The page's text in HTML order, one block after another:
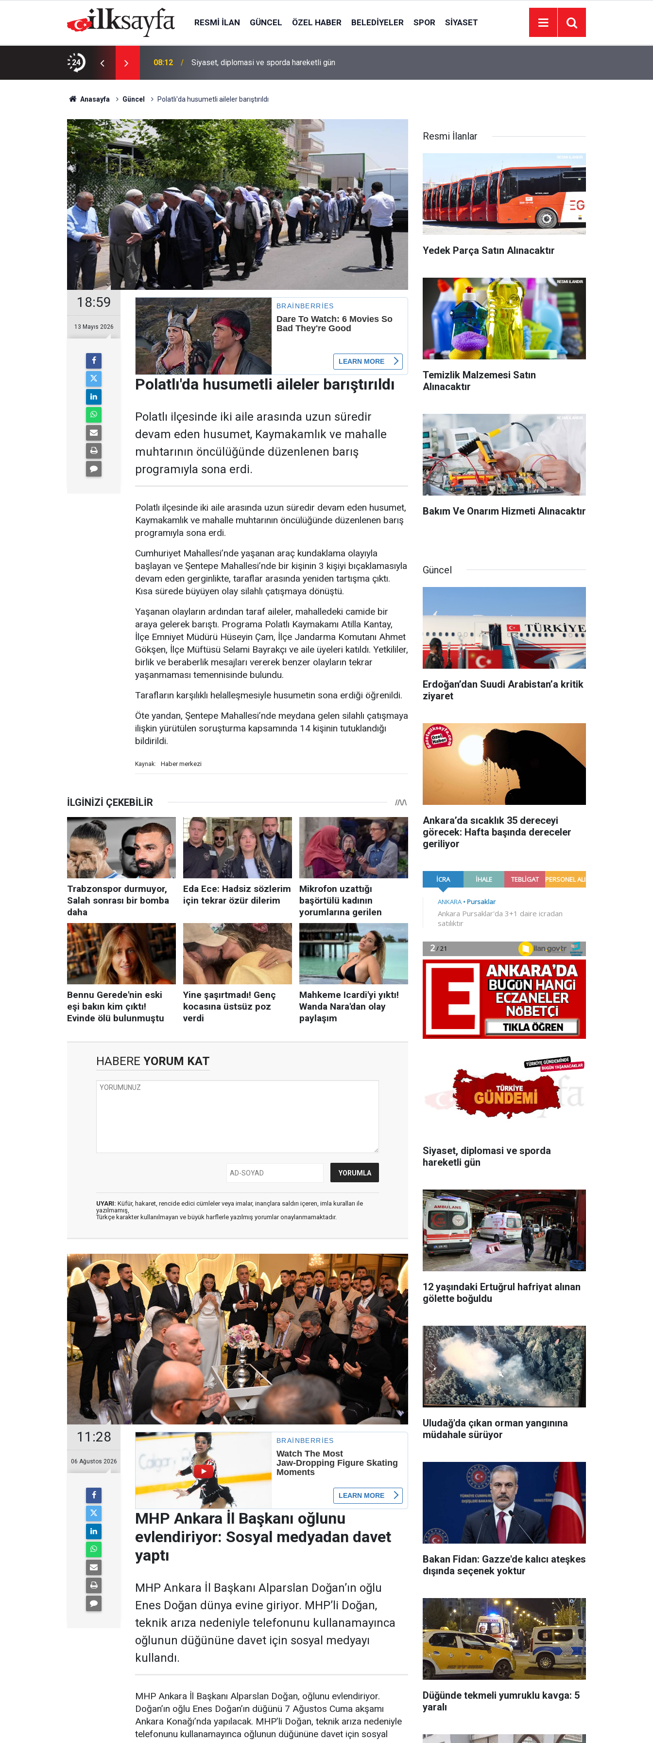
RESMI İLAN GÜNCEL ÖZEL HABER BELEDIYELER SPOR SIYASET
24 08:12 Siyaset, diplomasi ve sporda hareketli gün
Anasayfa Güncel Polatlı'da husumetli aileler barıştırıldı
18:59
13 Mayıs 2026
Polatlı'da husumetli aileler barıştırıldı
Polatlı ilçesinde iki aile arasında uzun süredir
devam eden husumet, Kaymakamlık ve mahalle
muhtarının öncülüğünde düzenlenen barış
programıyla sona erdi.
Polatlı ilçesinde iki aile arasında uzun süredir devam eden husumet,
Kaymakamlık ve mahalle muhtarının öncülüğünde düzenlenen barış
programıyla sona erdi.
Cumhuriyet Mahallesi’nde yaşanan araç kundaklama olayıyla
başlayan ve Şentepe Mahallesi’nde bir kişinin 3 kişiyi bıçaklamasıyla
devam eden gerginlikte, taraflar arasında yeniden tartışma çıktı.
Kısa sürede büyüyen olay silahlı çatışmaya dönüştü.
Yaşanan olayların ardından taraf aileler, mahalledeki camide bir
araya gelerek barıştı. Programa Polatlı Kaymakamı Atilla Kantay,
İlçe Emniyet Müdürü Hüseyin Çam, İlçe Jandarma Komutanı Ahmet
Gökşen, İlçe Müftüsü Selami Bayrakçı ve aile üyeleri katıldı. Yetkililer,
birlik ve beraberlik mesajları vererek benzer olayların tekrar
yaşanmaması temennisinde bulundu.
Tarafların karşılıklı helalleşmesiyle husumetin sona erdiği öğrenildi.
Öte yandan, Şentepe Mahallesi’nde meydana gelen silahlı çatışmaya
ilişkin yürütülen soruşturma kapsamında 14 kişinin tutuklandığı
bildirildi.
Kaynak: Haber merkezi
HABERE YORUM KAT
UYARI: Küfür, hakaret, rencide edici cümleler veya imalar, inançlara saldırı içeren, imla kuralları ile
yazılmamış,
Türkçe karakter kullanılmayan ve büyük harflerle yazılmış yorumlar onaylanmamaktadır.
11:28
06 Ağustos 2026
MHP Ankara İl Başkanı oğlunu
evlendiriyor: Sosyal medyadan davet
yaptı
MHP Ankara İl Başkanı Alparslan Doğan’ın oğlu
Enes Doğan dünya evine giriyor. MHP’li Doğan,
teknik arıza nedeniyle telefonunu kullanamayınca
oğlunun düğününe davet için sosyal medyayı
kullandı.
MHP Ankara İl Başkanı Alparslan Doğan, oğlunu evlendiriyor.
Doğan’ın oğlu Enes Doğan’ın düğünü 7 Ağustos Cuma akşamı
Ankara Konağı’nda yapılacak. MHP’li Doğan, teknik arıza nedeniyle
telefonunu kullanamayınca oğlunun düğününe davet için sosyal
Resmi İlanlar
Yedek Parça Satın Alınacaktır
Temizlik Malzemesi Satın
Alınacaktır
Bakım Ve Onarım Hizmeti Alınacaktır
Güncel
Erdoğan’dan Suudi Arabistan’a kritik
ziyaret
Ankara’da sıcaklık 35 dereceyi
görecek: Hafta başında dereceler
geriliyor
Siyaset, diplomasi ve sporda
hareketli gün
12 yaşındaki Ertuğrul hafriyat alınan
gölette boğuldu
Uludağ'da çıkan orman yangınına
müdahale sürüyor
Bakan Fidan: Gazze'de kalıcı ateşkes
dışında seçenek yoktur
Düğünde tekmeli yumruklu kavga: 5
yaralı